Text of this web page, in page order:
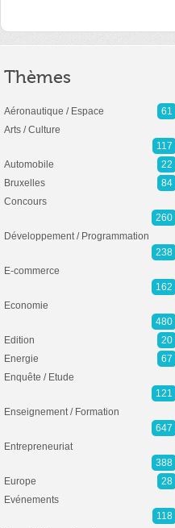
Thèmes
Aéronautique / Espace
61
Arts / Culture
117
Automobile
22
Bruxelles
84
Concours
260
Développement / Programmation
238
E-commerce
162
Economie
480
Edition
20
Energie
67
Enquête / Etude
121
Enseignement / Formation
647
Entrepreneuriat
388
Europe
28
Evénements
118